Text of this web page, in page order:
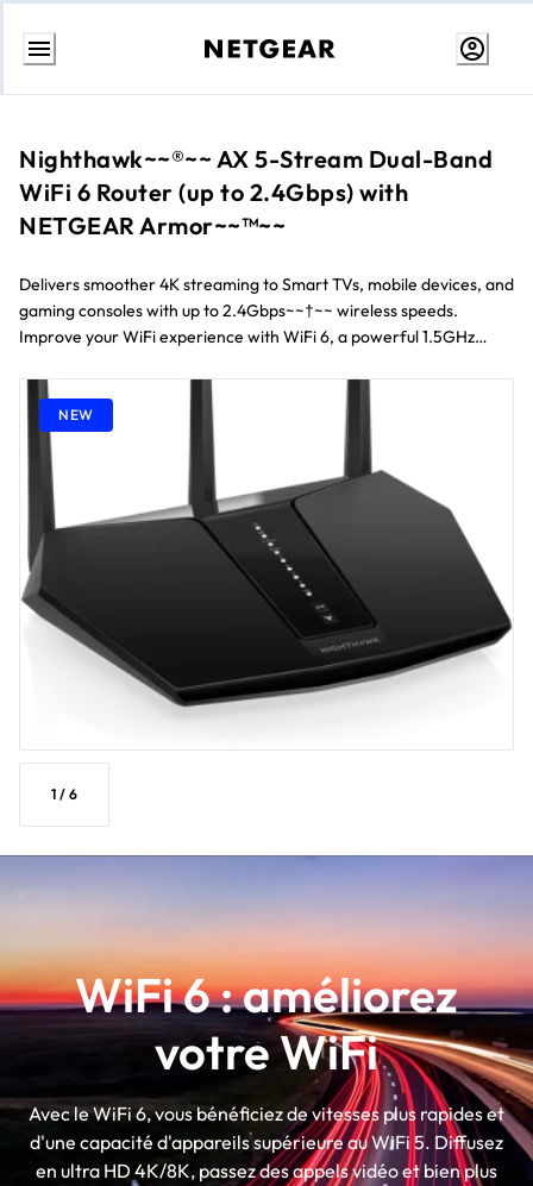
Aller
Nighthawk~~®~~ AX 5-Stream Dual-Band
WiFi 6 Router (up to 2.4Gbps) with
NETGEAR Armor~~™~~
Delivers smoother 4K streaming to Smart TVs, mobile devices, and
gaming consoles with up to 2.4Gbps~~†~~ wireless speeds.
Improve your WiFi experience with WiFi 6, a powerful 1.5GHz
maximum wireless coverage. NETGEAR Armor~~™~~ creates a
comprehensive cybersecurity bubble to protect the devices
connected to your home network against hackers and viruses.
NEW
1 / 6
WiFi 6 : améliorez
votre WiFi
Avec le WiFi 6, vous bénéficiez de vitesses plus rapides et
d'une capacité d'appareils supérieure au WiFi 5. Diffusez
en ultra HD 4K/8K, passez des appels vidéo et bien plus